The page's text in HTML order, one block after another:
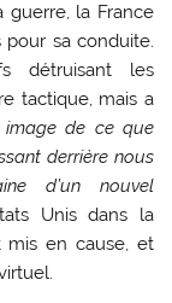
la France
pour sa conduite.
détruisant les
tactique, mais a
de ce que
derrière nous
d’un nouvel
Unis dans la
mis en cause, et